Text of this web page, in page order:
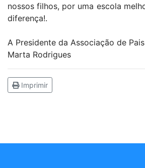
nossos filhos, por uma escola
diferença!.
A Presidente da Associação de Pais
Marta Rodrigues
Imprimir